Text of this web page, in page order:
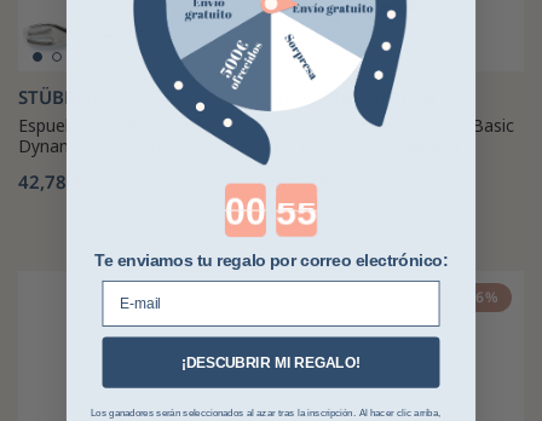
STÜBBEN
Espuelas Stübben 1167
Dynamic Soft Touch
42,78 €
IMPERIAL RIDING
Espuelas Imperial Riding Basic
9,95 €
1 color
-26%
Countdown ends in:
Te enviamos tu regalo por correo electrónico:
¡DESCUBRIR MI REGALO!
Los ganadores serán seleccionados al azar tras la inscripción. Al hacer clic arriba,